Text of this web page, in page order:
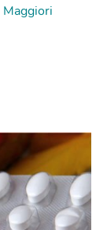
Maggiori